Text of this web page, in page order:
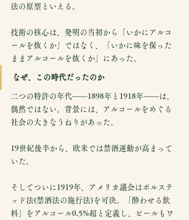
法の原型といえる。
技術の核心は、発明の当初から「いかにアルコ
ールを抜くか」ではなく、「いかに味を保った
ままアルコールを抜くか」にあった。
なぜ、この時代だったのか
二つの特許の年代——1898年と1918年——は、
偶然ではない。背景には、アルコールをめぐる
社会の大きなうねりがあった。
19世紀後半から、欧米では禁酒運動が高まって
いた。
そしてついに1919年、アメリカ議会はボルステ
ッド法(禁酒法の施行法)を可決。「酔わせる飲
料」をアルコール0.5%超と定義し、ビールもワ